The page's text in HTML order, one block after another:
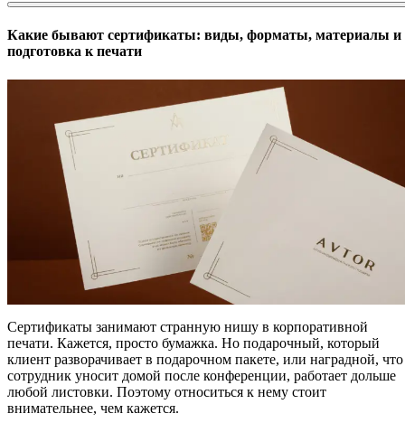
Какие бывают сертификаты: виды, форматы, материалы и
подготовка к печати
Сертификаты занимают странную нишу в корпоративной
печати. Кажется, просто бумажка. Но подарочный, который
клиент разворачивает в подарочном пакете, или наградной, что
сотрудник уносит домой после конференции, работает дольше
любой листовки. Поэтому относиться к нему стоит
внимательнее, чем кажется.